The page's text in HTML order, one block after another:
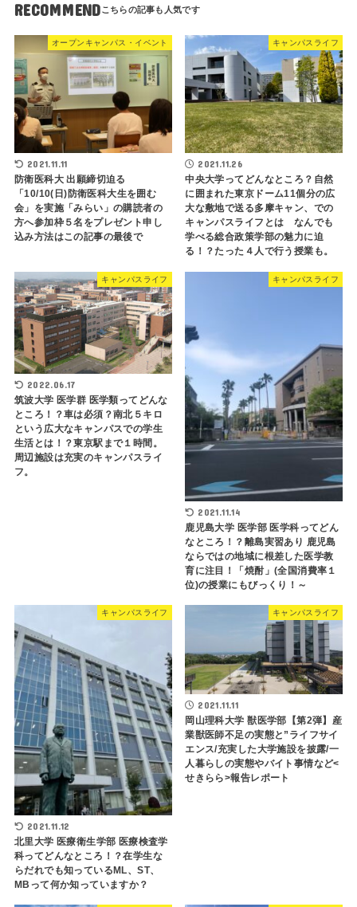
RECOMMEND
オープンキャンパス・イベント
2021.11.11
防衛医科大 出願締切迫る
「10/10(日)防衛医科大生を囲む
会」を実施「みらい」の購読者の
方へ参加枠５名をプレゼント申し
込み方法はこの記事の最後で
キャンパスライフ
2021.11.26
中央大学ってどんなところ？自然
に囲まれた東京ドーム11個分の広
大な敷地で送る多摩キャン、での
キャンパスライフとは なんでも
学べる総合政策学部の魅力に迫
る！？たった４人で行う授業も。
キャンパスライフ
2022.06.17
筑波大学 医学群 医学類ってどんな
ところ！？車は必須？南北５キロ
という広大なキャンパスでの学生
生活とは！？東京駅まで１時間。
周辺施設は充実のキャンパスライ
フ。
キャンパスライフ
2021.11.14
鹿児島大学 医学部 医学科ってどん
なところ！？離島実習あり 鹿児島
ならではの地域に根差した医学教
育に注目！「焼酎」(全国消費率１
位)の授業にもびっくり！～
キャンパスライフ
2021.11.12
北里大学 医療衛生学部 医療検査学
科ってどんなところ！？在学生な
らだれでも知っているML、ST、
MBって何か知っていますか？
キャンパスライフ
2021.11.11
岡山理科大学 獣医学部【第2弾】産
業獣医師不足の実態と”ライフサイ
エンス/充実した大学施設を披露/一
人暮らしの実態やバイト事情など<
せきらら>報告レポート